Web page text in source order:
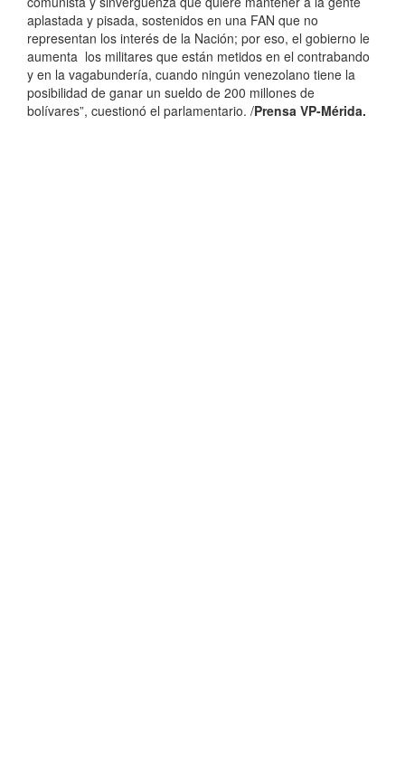
aplastada y pisada, sostenidos en una FAN que no
representan los interés de la Nación; por eso, el gobierno le
aumenta los militares que están metidos en el contrabando
y en la vagabundería, cuando ningún venezolano tiene la
posibilidad de ganar un sueldo de 200 millones de
bolívares”, cuestionó el parlamentario. /Prensa VP-Mérida.